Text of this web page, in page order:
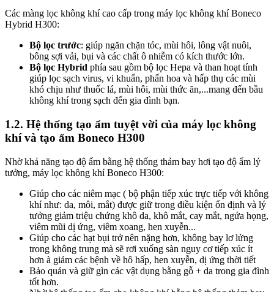
Các màng lọc không khí cao cấp trong máy lọc không khí Boneco
Hybrid H300:
Bộ lọc trước: giúp ngăn chặn tóc, mùi hôi, lông vật nuôi,
bông sợi vải, bụi và các chất ô nhiễm có kích thước lớn.
Bộ lọc Hybrid phía sau gồm bộ lọc Hepa và than hoạt tính
giúp lọc sạch virus, vi khuẩn, phấn hoa và hấp thụ các mùi
khó chịu như thuốc lá, mùi hôi, mùi thức ăn,...mang đến bầu
không khí trong sạch đến gia đình bạn.
1.2. Hệ thống tạo ẩm tuyệt vời của máy lọc không
khí và tạo ẩm Boneco H300
Nhờ khả năng tạo độ ẩm bằng hệ thống thảm bay hơi tạo độ ẩm lý
tưởng, máy lọc không khí Boneco H300:
Giúp cho các niêm mạc ( bộ phận tiếp xúc trực tiếp với không
khí như: da, môi, mắt) được giữ trong điều kiện ổn định và lý
tưởng giảm triệu chứng khô da, khô mắt, cay mắt, ngứa họng,
viêm mũi dị ứng, viêm xoang, hen xuyễn...
Giúp cho các hạt bụi trở nên nặng hơn, không bay lơ lửng
trong không trung mà sẽ rơi xuống sàn nguy cơ tiếp xúc ít
hơn à giảm các bệnh về hô hấp, hen xuyễn, dị ứng thời tiết
Bảo quản và giữ gìn các vật dụng bằng gỗ + da trong gia đình
tốt hơn.